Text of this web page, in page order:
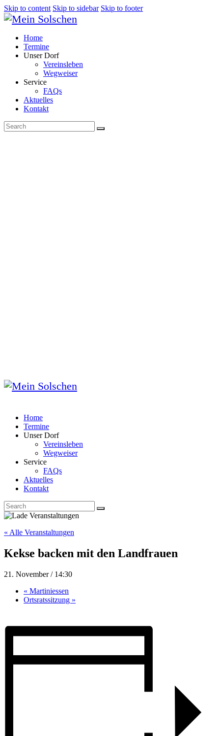
Skip to content Skip to sidebar Skip to footer
Home
Termine
Unser Dorf
Vereinsleben
Wegweiser
Service
FAQs
Aktuelles
Kontakt
Home
Termine
Unser Dorf
Vereinsleben
Wegweiser
Service
FAQs
Aktuelles
Kontakt
« Alle Veranstaltungen
Kekse backen mit den Landfrauen
21. November / 14:30
« Martiniessen
Ortsratssitzung »